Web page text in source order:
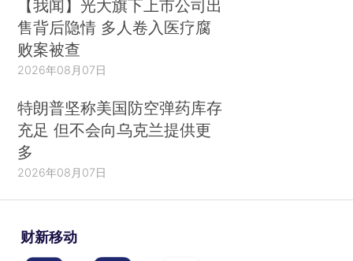
【我闻】光大旗下上市公司出
售背后隐情 多人卷入医疗腐
败案被查
2026年08月07日
特朗普坚称美国防空弹药库存
充足 但不会向乌克兰提供更
多
2026年08月07日
财新移动